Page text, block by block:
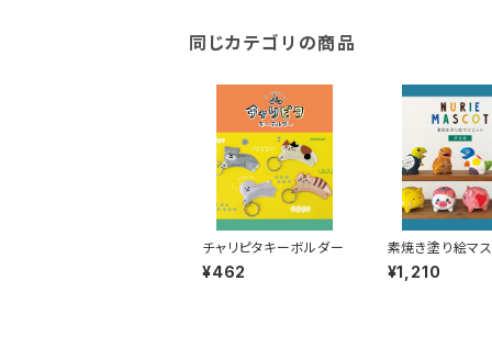
同じカテゴリの商品
チャリピタキーボルダー
¥462
素焼き塗り絵マ
（貯金箱）
¥1,210